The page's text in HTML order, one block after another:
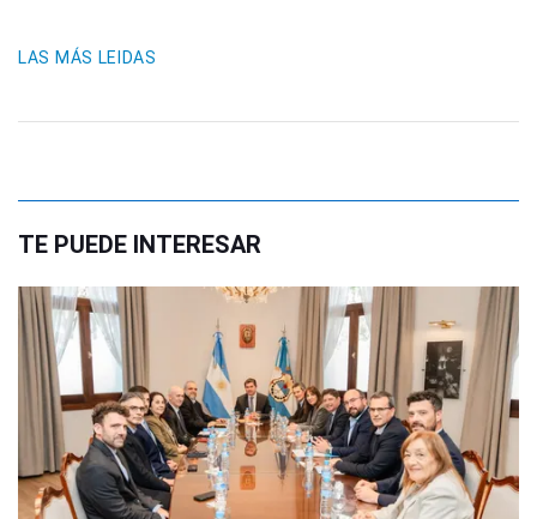
LAS MÁS LEIDAS
TE PUEDE INTERESAR